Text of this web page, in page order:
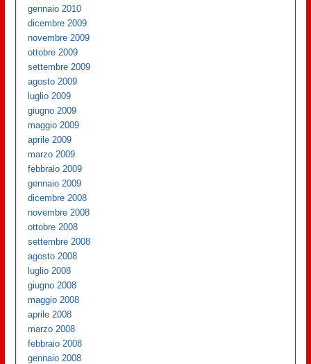
gennaio 2010
dicembre 2009
novembre 2009
ottobre 2009
settembre 2009
agosto 2009
luglio 2009
giugno 2009
maggio 2009
aprile 2009
marzo 2009
febbraio 2009
gennaio 2009
dicembre 2008
novembre 2008
ottobre 2008
settembre 2008
agosto 2008
luglio 2008
giugno 2008
maggio 2008
aprile 2008
marzo 2008
febbraio 2008
gennaio 2008